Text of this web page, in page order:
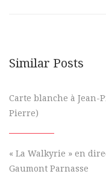
Similar Posts
Carte blanche à
Pierre)
« La Walkyrie » en
Gaumont Parnasse